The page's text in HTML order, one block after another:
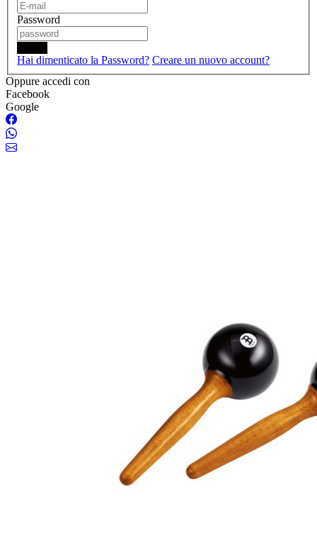
Password
Hai dimenticato la Password? Creare un nuovo account?
Oppure accedi con
Facebook
Google